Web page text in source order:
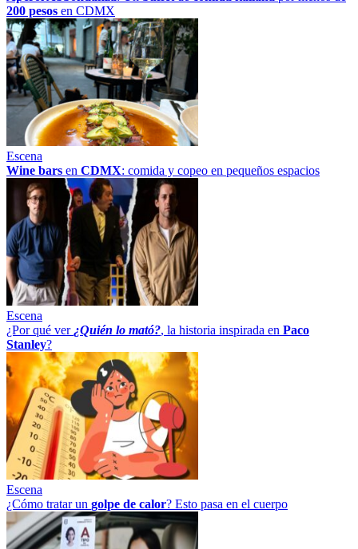
200 pesos en CDMX
Escena
Wine bars en CDMX: comida y copeo en pequeños espacios
Escena
¿Por qué ver ¿Quién lo mató?, la historia inspirada en Paco
Stanley?
Escena
¿Cómo tratar un golpe de calor? Esto pasa en el cuerpo